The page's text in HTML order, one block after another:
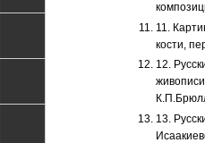
11.
кости,
12.
13.